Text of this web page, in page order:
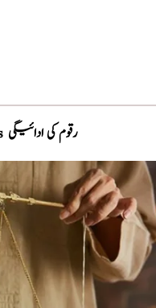
Payments رقوم کی ادائیگی